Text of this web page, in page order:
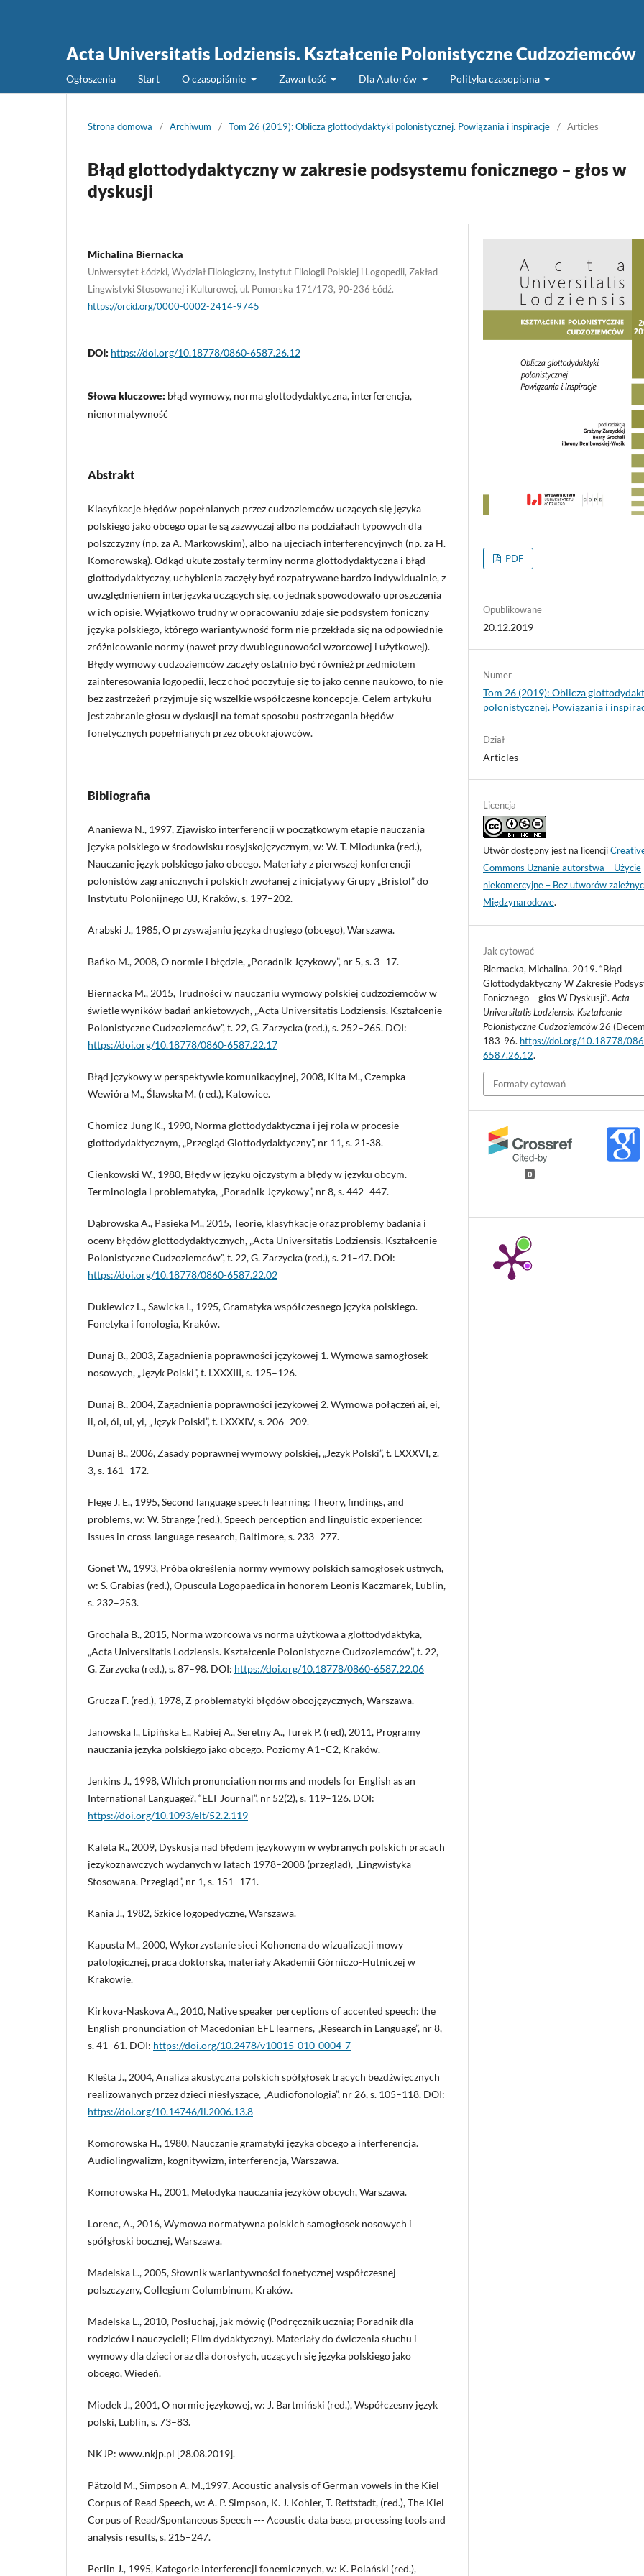
Acta Universitatis Lodziensis. Kształcenie Polonistyczne Cudzoziemców
Ogłoszenia Start O czasopiśmie Zawartość Dla Autorów Polityka czasopisma
Strona domowa / Archiwum / Tom 26 (2019): Oblicza glottodydaktyki polonistycznej. Powiązania i inspiracje / Articles
Błąd glottodydaktyczny w zakresie podsystemu fonicznego – głos w
dyskusji
Michalina Biernacka
Uniwersytet Łódzki, Wydział Filologiczny, Instytut Filologii Polskiej i Logopedii, Zakład
Lingwistyki Stosowanej i Kulturowej, ul. Pomorska 171/173, 90-236 Łódź.
https://orcid.org/0000-0002-2414-9745
DOI: https://doi.org/10.18778/0860-6587.26.12
Słowa kluczowe: błąd wymowy, norma glottodydaktyczna, interferencja,
nienormatywność
Abstrakt
Klasyfikacje błędów popełnianych przez cudzoziemców uczących się języka
polskiego jako obcego oparte są zazwyczaj albo na podziałach typowych dla
polszczyzny (np. za A. Markowskim), albo na ujęciach interferencyjnych (np. za H.
Komorowską). Odkąd ukute zostały terminy norma glottodydaktyczna i błąd
glottodydaktyczny, uchybienia zaczęły być rozpatrywane bardzo indywidualnie, z
uwzględnieniem interjęzyka uczących się, co jednak spowodowało uproszczenia
w ich opisie. Wyjątkowo trudny w opracowaniu zdaje się podsystem foniczny
języka polskiego, którego wariantywność form nie przekłada się na odpowiednie
zróżnicowanie normy (nawet przy dwubiegunowości wzorcowej i użytkowej).
Błędy wymowy cudzoziemców zaczęły ostatnio być również przedmiotem
zainteresowania logopedii, lecz choć poczytuje się to jako cenne naukowo, to nie
bez zastrzeżeń przyjmuje się wszelkie współczesne koncepcje. Celem artykułu
jest zabranie głosu w dyskusji na temat sposobu postrzegania błędów
fonetycznych popełnianych przez obcokrajowców.
Bibliografia
Ananiewa N., 1997, Zjawisko interferencji w początkowym etapie nauczania
języka polskiego w środowisku rosyjskojęzycznym, w: W. T. Miodunka (red.),
Nauczanie język polskiego jako obcego. Materiały z pierwszej konferencji
polonistów zagranicznych i polskich zwołanej z inicjatywy Grupy „Bristol” do
Instytutu Polonijnego UJ, Kraków, s. 197–202.
Arabski J., 1985, O przyswajaniu języka drugiego (obcego), Warszawa.
Bańko M., 2008, O normie i błędzie, „Poradnik Językowy”, nr 5, s. 3–17.
Biernacka M., 2015, Trudności w nauczaniu wymowy polskiej cudzoziemców w
świetle wyników badań ankietowych, „Acta Universitatis Lodziensis. Kształcenie
Polonistyczne Cudzoziemców”, t. 22, G. Zarzycka (red.), s. 252–265. DOI:
https://doi.org/10.18778/0860-6587.22.17
Błąd językowy w perspektywie komunikacyjnej, 2008, Kita M., Czempka-
Wewióra M., Ślawska M. (red.), Katowice.
Chomicz-Jung K., 1990, Norma glottodydaktyczna i jej rola w procesie
glottodydaktycznym, „Przegląd Glottodydaktyczny”, nr 11, s. 21-38.
Cienkowski W., 1980, Błędy w języku ojczystym a błędy w języku obcym.
Terminologia i problematyka, „Poradnik Językowy”, nr 8, s. 442–447.
Dąbrowska A., Pasieka M., 2015, Teorie, klasyfikacje oraz problemy badania i
oceny błędów glottodydaktycznych, „Acta Universitatis Lodziensis. Kształcenie
Polonistyczne Cudzoziemców”, t. 22, G. Zarzycka (red.), s. 21–47. DOI:
https://doi.org/10.18778/0860-6587.22.02
Dukiewicz L., Sawicka I., 1995, Gramatyka współczesnego języka polskiego.
Fonetyka i fonologia, Kraków.
Dunaj B., 2003, Zagadnienia poprawności językowej 1. Wymowa samogłosek
nosowych, „Język Polski”, t. LXXXIII, s. 125–126.
Dunaj B., 2004, Zagadnienia poprawności językowej 2. Wymowa połączeń ai, ei,
ii, oi, ói, ui, yi, „Język Polski”, t. LXXXIV, s. 206–209.
Dunaj B., 2006, Zasady poprawnej wymowy polskiej, „Język Polski”, t. LXXXVI, z.
3, s. 161–172.
Flege J. E., 1995, Second language speech learning: Theory, findings, and
problems, w: W. Strange (red.), Speech perception and linguistic experience:
Issues in cross-language research, Baltimore, s. 233–277.
Gonet W., 1993, Próba określenia normy wymowy polskich samogłosek ustnych,
w: S. Grabias (red.), Opuscula Logopaedica in honorem Leonis Kaczmarek, Lublin,
s. 232–253.
Grochala B., 2015, Norma wzorcowa vs norma użytkowa a glottodydaktyka,
„Acta Universitatis Lodziensis. Kształcenie Polonistyczne Cudzoziemców”, t. 22,
G. Zarzycka (red.), s. 87–98. DOI: https://doi.org/10.18778/0860-6587.22.06
Grucza F. (red.), 1978, Z problematyki błędów obcojęzycznych, Warszawa.
Janowska I., Lipińska E., Rabiej A., Seretny A., Turek P. (red), 2011, Programy
nauczania języka polskiego jako obcego. Poziomy A1–C2, Kraków.
Jenkins J., 1998, Which pronunciation norms and models for English as an
International Language?, “ELT Journal”, nr 52(2), s. 119–126. DOI:
https://doi.org/10.1093/elt/52.2.119
Kaleta R., 2009, Dyskusja nad błędem językowym w wybranych polskich pracach
językoznawczych wydanych w latach 1978–2008 (przegląd), „Lingwistyka
Stosowana. Przegląd”, nr 1, s. 151–171.
Kania J., 1982, Szkice logopedyczne, Warszawa.
Kapusta M., 2000, Wykorzystanie sieci Kohonena do wizualizacji mowy
patologicznej, praca doktorska, materiały Akademii Górniczo-Hutniczej w
Krakowie.
Kirkova-Naskova A., 2010, Native speaker perceptions of accented speech: the
English pronunciation of Macedonian EFL learners, „Research in Language”, nr 8,
s. 41–61. DOI: https://doi.org/10.2478/v10015-010-0004-7
Kleśta J., 2004, Analiza akustyczna polskich spółgłosek trących bezdźwięcznych
realizowanych przez dzieci niesłyszące, „Audiofonologia”, nr 26, s. 105–118. DOI:
https://doi.org/10.14746/il.2006.13.8
Komorowska H., 1980, Nauczanie gramatyki języka obcego a interferencja.
Audiolingwalizm, kognitywizm, interferencja, Warszawa.
Komorowska H., 2001, Metodyka nauczania języków obcych, Warszawa.
Lorenc, A., 2016, Wymowa normatywna polskich samogłosek nosowych i
spółgłoski bocznej, Warszawa.
Madelska L., 2005, Słownik wariantywności fonetycznej współczesnej
polszczyzny, Collegium Columbinum, Kraków.
Madelska L., 2010, Posłuchaj, jak mówię (Podręcznik ucznia; Poradnik dla
rodziców i nauczycieli; Film dydaktyczny). Materiały do ćwiczenia słuchu i
wymowy dla dzieci oraz dla dorosłych, uczących się języka polskiego jako
obcego, Wiedeń.
Miodek J., 2001, O normie językowej, w: J. Bartmiński (red.), Współczesny język
polski, Lublin, s. 73–83.
NKJP: www.nkjp.pl [28.08.2019].
Pätzold M., Simpson A. M.,1997, Acoustic analysis of German vowels in the Kiel
Corpus of Read Speech, w: A. P. Simpson, K. J. Kohler, T. Rettstadt, (red.), The Kiel
Corpus of Read/Spontaneous Speech --- Acoustic data base, processing tools and
analysis results, s. 215–247.
Perlin J., 1995, Kategorie interferencji fonemicznych, w: K. Polański (red.),
PDF
Opublikowane
20.12.2019
Numer
Tom 26 (2019): Oblicza
polonistycznej. Powiązania i
Dział
Articles
Licencja
Utwór dostępny jest na licencji
Commons Uznanie autorstwa – Użycie
niekomercyjne – Bez utworów
Międzynarodowe.
Jak cytować
Biernacka, Michalina. 2019. “Błąd
Glottodydaktyczny W Zakresie
Fonicznego – głos W Dyskusji”.Acta
Universitatis Lodziensis. Kształcenie
Polonistyczne Cudzoziemców26
183-96. https://doi.org/10.18778/
6587.26.12.
Formaty cytowań
0